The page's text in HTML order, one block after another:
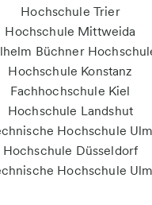
Hochschule Trier
Hochschule Mittweida
Büchner
Hochschule Konstanz
Fachhochschule Kiel
Hochschule Landshut
Hochschule Ulm
Hochschule Düsseldorf
Hochschule Ulm